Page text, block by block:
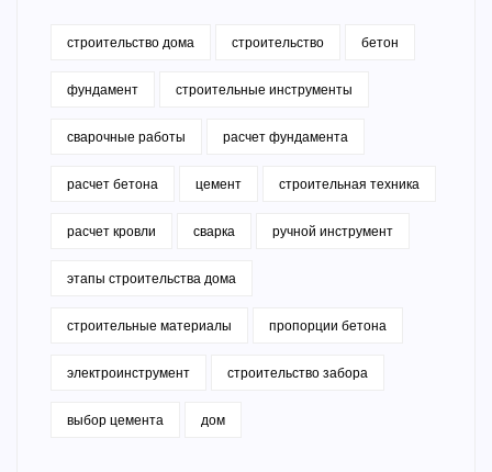
строительство дома строительство бетон
фундамент строительные инструменты
сварочные работы расчет фундамента
расчет бетона цемент строительная техника
расчет кровли сварка ручной инструмент
этапы строительства дома
строительные материалы пропорции бетона
электроинструмент строительство забора
выбор цемента дом